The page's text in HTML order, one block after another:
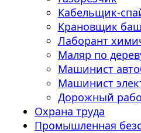
Кабельщик-
Крановщик
Лаборант
Маляр по
Машинист
Машинист
Дорожный
Охрана труда
Промышленная